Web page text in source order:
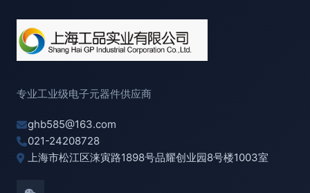
专业工业级电子元器件供应商
ghb585@163.com
021-24208728
上海市松江区涞寅路1898号品耀创业园8号楼1003室